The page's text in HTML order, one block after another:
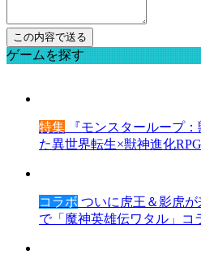
ゲームを探す
特集 『モンスターループ
た異世界転生×獣神進化
コラボ ついに虎王＆影虎が
で「魔神英雄伝ワタル」コ